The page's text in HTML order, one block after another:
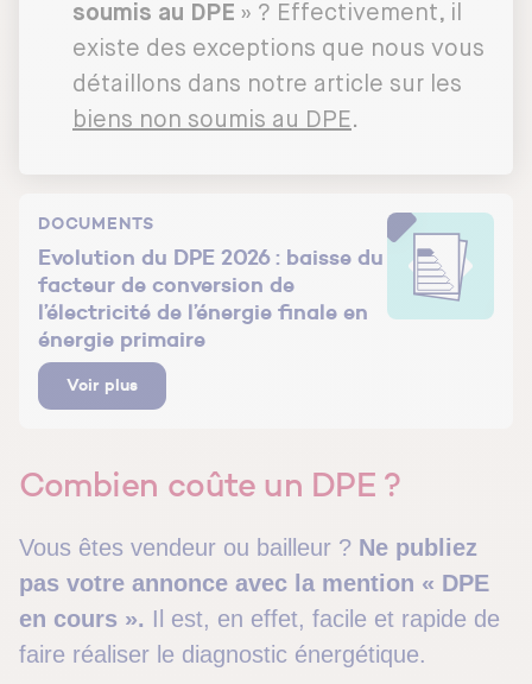
soumis au DPE » ? Effectivement, il
existe des exceptions que nous vous
détaillons dans notre article sur les
biens non soumis au DPE.
Voir plus
Evolution du DPE 2026 : baisse du
facteur de conversion de
l’électricité de l’énergie finale en
énergie primaire
DOCUMENTS
Combien coûte un DPE ?
Vous êtes vendeur ou bailleur ? Ne publiez
pas votre annonce avec la mention « DPE
en cours ». Il est, en effet, facile et rapide de
faire réaliser le diagnostic énergétique.